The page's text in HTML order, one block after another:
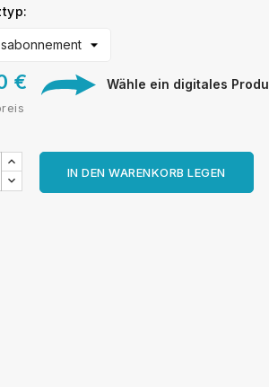
€ Wähle ein digitales
IN DEN WARENKORB LEGEN